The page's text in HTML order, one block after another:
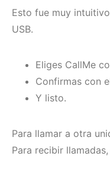
Esto fue muy
USB.
Eliges CallMe
Confirmas con
Y listo.
Para llamar a otra
Para recibir